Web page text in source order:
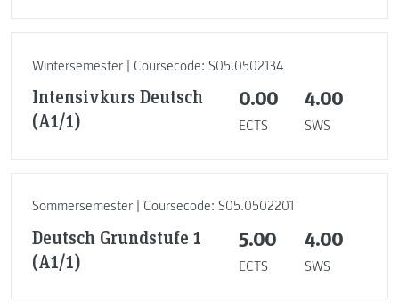
Wintersemester | Coursecode: S05.0502134
Intensivkurs Deutsch
(A1/1)
0.00
ECTS
4.00
SWS
Sommersemester | Coursecode: S05.0502201
Deutsch Grundstufe 1
(A1/1)
5.00
ECTS
4.00
SWS